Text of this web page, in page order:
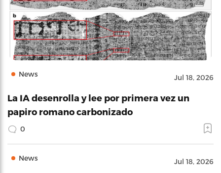
News Jul 18, 2026
La IA desenrolla y lee por primera vez un
papiro romano carbonizado
0
News Jul 18, 2026